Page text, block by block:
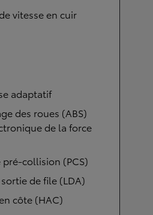
vitesse en cuir
adaptatif
des roues (ABS)
de la force
pré-collision (PCS)
de file (LDA)
côte (HAC)